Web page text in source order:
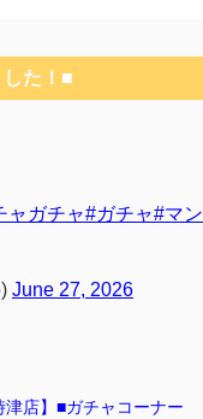
した！■
ャガチャ#ガチャ#マン
June 27, 2026
津店】■ガチャコーナー